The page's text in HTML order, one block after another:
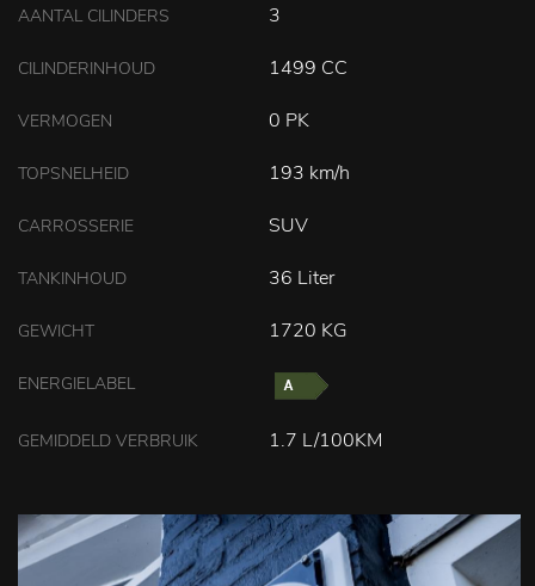
AANTAL CILINDERS 3
CILINDERINHOUD 1499 CC
VERMOGEN 0 PK
TOPSNELHEID 193 km/h
CARROSSERIE SUV
TANKINHOUD 36 Liter
GEWICHT 1720 KG
ENERGIELABEL
GEMIDDELD VERBRUIK 1.7 L/100KM